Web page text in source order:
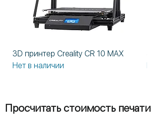
3D принтер Creality CR 10 MAX
Нет в наличии
Просчитать стоимость печати